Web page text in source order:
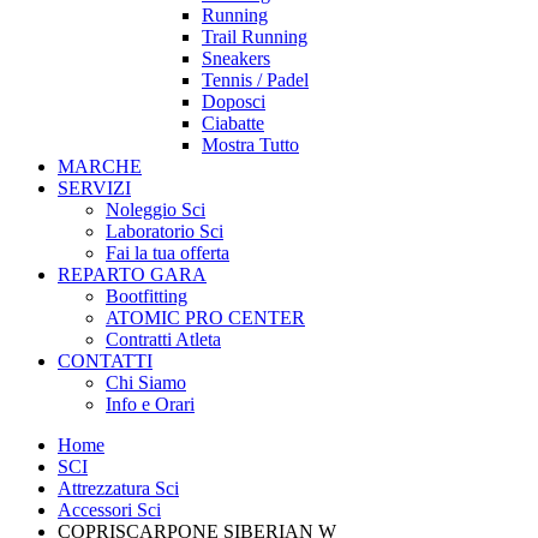
Running
Trail Running
Sneakers
Tennis / Padel
Doposci
Ciabatte
Mostra Tutto
MARCHE
SERVIZI
Noleggio Sci
Laboratorio Sci
Fai la tua offerta
REPARTO GARA
Bootfitting
ATOMIC PRO CENTER
Contratti Atleta
CONTATTI
Chi Siamo
Info e Orari
Home
SCI
Attrezzatura Sci
Accessori Sci
COPRISCARPONE SIBERIAN W